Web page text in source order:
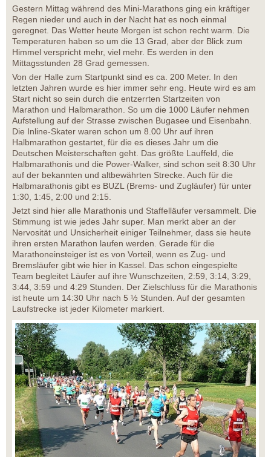
Gestern Mittag während des Mini-Marathons ging ein kräftiger
Regen nieder und auch in der Nacht hat es noch einmal
geregnet. Das Wetter heute Morgen ist schon recht warm. Die
Temperaturen haben so um die 13 Grad, aber der Blick zum
Himmel verspricht mehr, viel mehr. Es werden in den
Mittagsstunden 28 Grad gemessen.
Von der Halle zum Startpunkt sind es ca. 200 Meter. In den
letzten Jahren wurde es hier immer sehr eng. Heute wird es am
Start nicht so sein durch die entzerrten Startzeiten von
Marathon und Halbmarathon. So um die 1000 Läufer nehmen
Aufstellung auf der Strasse zwischen Bugasee und Eisenbahn.
Die Inline-Skater waren schon um 8.00 Uhr auf ihren
Halbmarathon gestartet, für die es dieses Jahr um die
Deutschen Meisterschaften geht. Das größte Lauffeld, die
Halbmarathonis und die Power-Walker, sind schon seit 8:30 Uhr
auf der bekannten und altbewährten Strecke. Auch für die
Halbmarathonis gibt es BUZL (Brems- und Zugläufer) für unter
1:30, 1:45, 2:00 und 2:15.
Jetzt sind hier alle Marathonis und Staffelläufer versammelt. Die
Stimmung ist wie jedes Jahr super. Man merkt aber an der
Nervosität und Unsicherheit einiger Teilnehmer, dass sie heute
ihren ersten Marathon laufen werden. Gerade für die
Marathoneinsteiger ist es von Vorteil, wenn es Zug- und
Bremsläufer gibt wie hier in Kassel. Das schon eingespielte
Team begleitet Läufer auf ihre Wunschzeiten, 2:59, 3:14, 3:29,
3:44, 3:59 und 4:29 Stunden. Der Zielschluss für die Marathonis
ist heute um 14:30 Uhr nach 5 ½ Stunden. Auf der gesamten
Laufstrecke ist jeder Kilometer markiert.